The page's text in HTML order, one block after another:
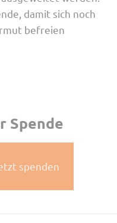
damit sich noch
befreien
Spende
spenden